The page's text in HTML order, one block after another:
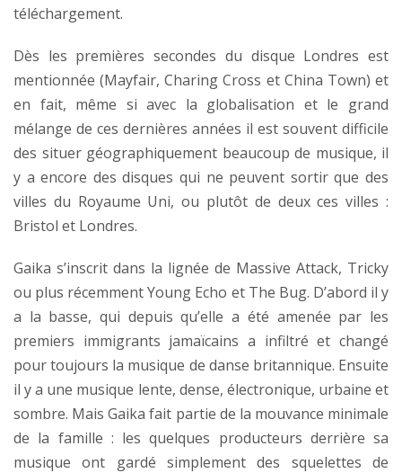
téléchargement.
Dès les premières secondes du disque Londres est
mentionnée (Mayfair, Charing Cross et China Town) et
en fait, même si avec la globalisation et le grand
mélange de ces dernières années il est souvent difficile
des situer géographiquement beaucoup de musique, il
y a encore des disques qui ne peuvent sortir que des
villes du Royaume Uni, ou plutôt de deux ces villes :
Bristol et Londres.
Gaika s’inscrit dans la lignée de Massive Attack, Tricky
ou plus récemment Young Echo et The Bug. D’abord il y
a la basse, qui depuis qu’elle a été amenée par les
premiers immigrants jamaïcains a infiltré et changé
pour toujours la musique de danse britannique. Ensuite
il y a une musique lente, dense, électronique, urbaine et
sombre. Mais Gaika fait partie de la mouvance minimale
de la famille : les quelques producteurs derrière sa
musique ont gardé simplement des squelettes de